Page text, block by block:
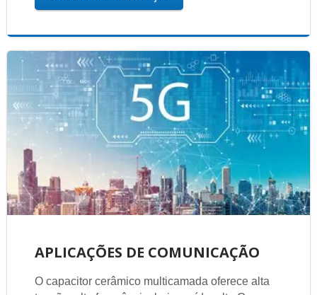
APLICAÇÕES DE COMUNICAÇÃO
O capacitor cerâmico multicamada oferece alta